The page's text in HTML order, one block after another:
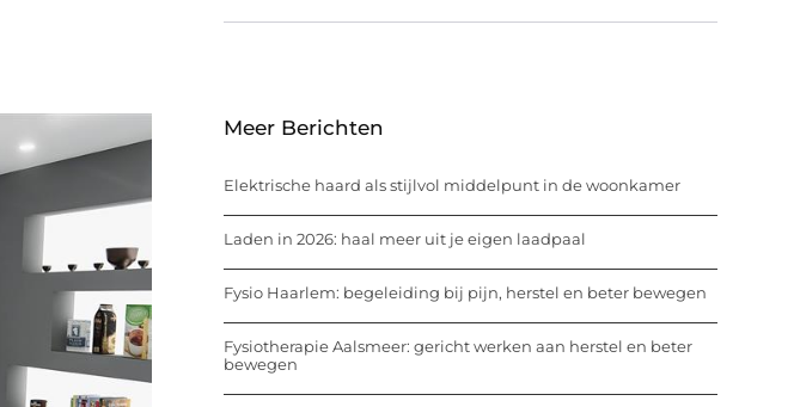
Meer Berichten
Elektrische haard als stijlvol middelpunt in de woonkamer
Laden in 2026: haal meer uit je eigen laadpaal
Fysio Haarlem: begeleiding bij pijn, herstel en beter bewegen
Fysiotherapie Aalsmeer: gericht werken aan herstel en beter
bewegen